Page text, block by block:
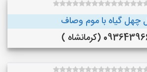
گیاه با موم وصاف
(کرمانشاه )